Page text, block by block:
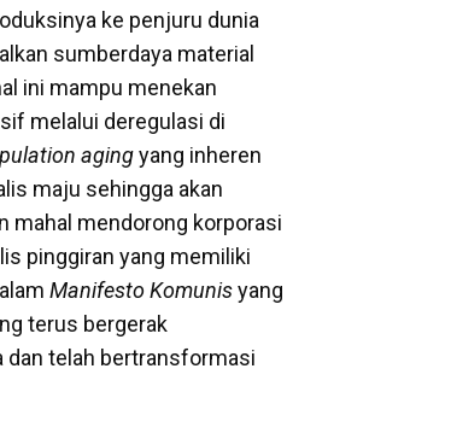
ke penjuru dunia
sumberdaya material
ini mampu menekan
melalui deregulasi di
agingyang inheren
maju sehingga akan
mahal mendorong korporasi
pinggiran yang memiliki
Manifesto Komunisyang
terus bergerak
dan telah bertransformasi